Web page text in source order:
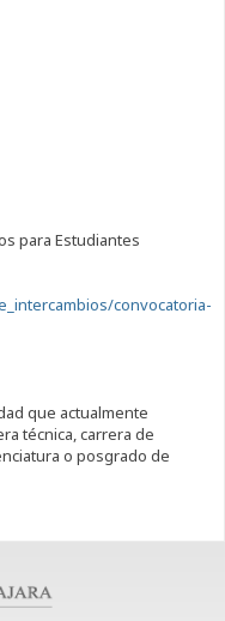
para Estudiantes
convocatoria-
que actualmente
técnica, carrera de
o posgrado de